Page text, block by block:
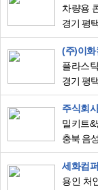
경기 평택
(주)이화
경기 평택
주식회
충북 음성
세화컴
용인 처